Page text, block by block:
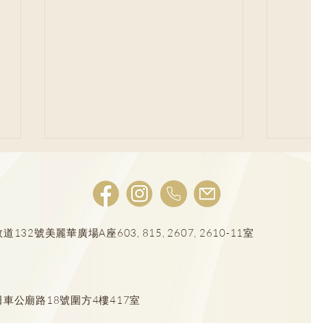
肺結節風險評估
道132號美麗華廣場A座603, 815, 2607, 2610-11室
公廟路18號圍方4樓417室